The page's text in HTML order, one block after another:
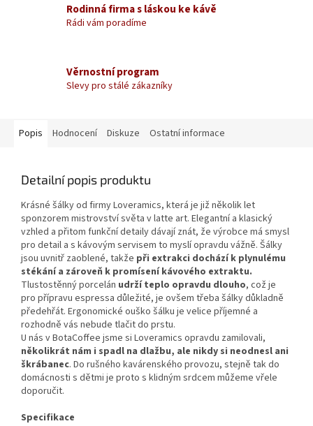
Rodinná firma s láskou ke kávě
Rádi vám poradíme
Věrnostní program
Slevy pro stálé zákazníky
Popis Hodnocení Diskuze Ostatní informace
Detailní popis produktu
Krásné šálky od firmy Loveramics, která je již několik let
sponzorem mistrovství světa v latte art. Elegantní a klasický
vzhled a přitom funkční detaily dávají znát, že výrobce má smysl
pro detail a s kávovým servisem to myslí opravdu vážně. Šálky
jsou uvnitř zaoblené, takže při extrakci dochází k plynulému
stékání a zároveň k promísení kávového extraktu.
Tlustostěnný porcelán udrží teplo opravdu dlouho, což je
pro přípravu espressa důležité, je ovšem třeba šálky důkladně
předehřát. Ergonomické ouško šálku je velice příjemné a
rozhodně vás nebude tlačit do prstu.
U nás v BotaCoffee jsme si Loveramics opravdu zamilovali,
několikrát nám i spadl na dlažbu, ale nikdy si neodnesl ani
škrábanec. Do rušného kavárenského provozu, stejně tak do
domácnosti s dětmi je proto s klidným srdcem můžeme vřele
doporučit.
Specifikace